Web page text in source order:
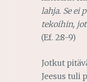
lahja. Se ei
tekoihin,
(Ef. 2:8-9)
Jotkut
Jeesus tuli